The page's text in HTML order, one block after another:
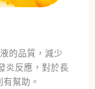
的品質，減少
炎反應，對於長
幫助。